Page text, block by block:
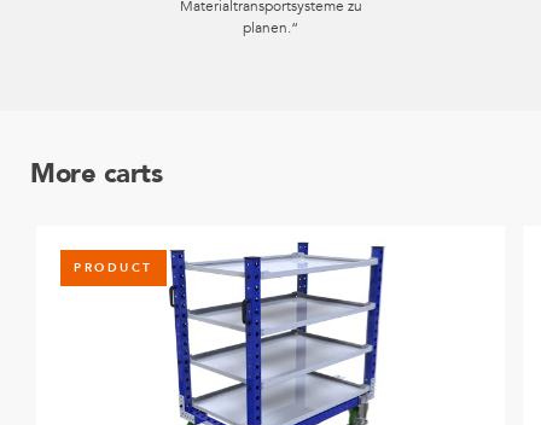
Materialtransportsysteme zu
planen.“
More carts
PRODUCT